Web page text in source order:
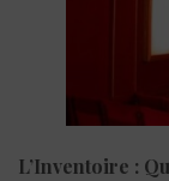
L’Inventoire :